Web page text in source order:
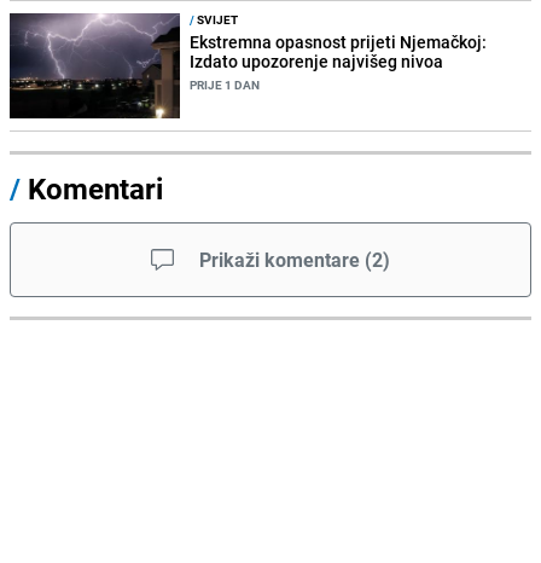
/SVIJET
Ekstremna opasnost prijeti Njemačkoj:
Izdato upozorenje najvišeg nivoa
PRIJE 1 DAN
/ Komentari
Prikaži komentare (2)